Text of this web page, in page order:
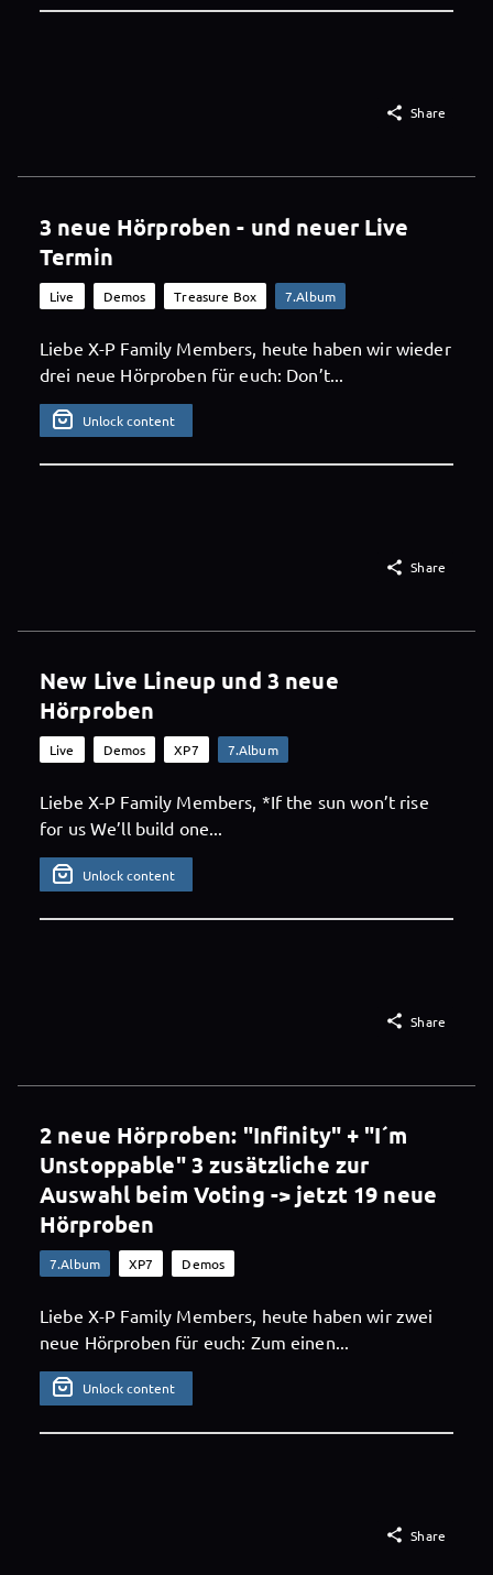
 Share
3 neue Hörproben - und neuer Live
Termin
Live Demos Treasure Box 7.Album
Liebe X-P Family Members, heute haben wir wieder
drei neue Hörproben für euch: Don’t...
Unlock content
 Share
New Live Lineup und 3 neue
Hörproben
Live Demos XP7 7.Album
Liebe X-P Family Members, *If the sun won’t rise
for us We’ll build one...
Unlock content
 Share
2 neue Hörproben: "Infinity" + "I´m
Unstoppable" 3 zusätzliche zur
Auswahl beim Voting -> jetzt 19 neue
Hörproben
7.Album XP7 Demos
Liebe X-P Family Members, heute haben wir zwei
neue Hörproben für euch: Zum einen...
Unlock content
 Share